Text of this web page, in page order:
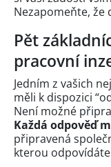
Nezapomeňte, že
Pět
pracovní
Jedním z vašich
měli k dispozici
Není možné
Každá odpověď
připravená
kterou